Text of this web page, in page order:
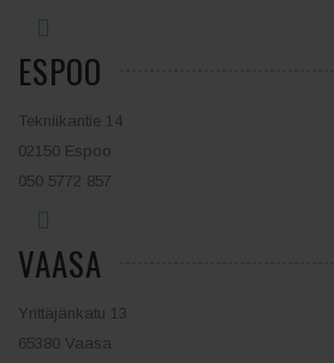
ESPOO
Tekniikantie 14
02150 Espoo
050 5772 857
VAASA
Yrittäjänkatu 13
65380 Vaasa